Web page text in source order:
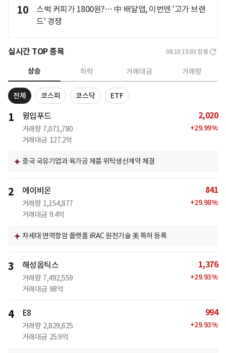
10
스벅 커피가 1800원?… 中 배달앱, 이번엔 '고가 브랜
드' 경쟁
실시간 TOP 종목 08.10 15:03 장중
상승 하락 거래대금 거래량
전체 코스피 코스닥 ETF
1 윙입푸드
거래량 7,071,780
거래대금 127.2억
2,020
+29.99%
중국 국유기업과 육가공 제품 위탁생산계약 체결
2 에이비온
거래량 1,154,877
거래대금 9.4억
841
+29.98%
차세대 면역항암 플랫폼 iRAC 원천기술 美 특허 등록
3 해성옵틱스
거래량 7,492,559
거래대금 98억
1,376
+29.93%
4 E8
거래량 2,829,625
거래대금 25.9억
994
+29.93%